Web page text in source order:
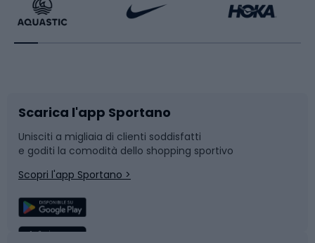
Bikepacking
Bushcraft
Corsa
Sport di squadra
Sport con le racchette
Slitte e slittini
Snowboard
Camminata nordica
Scarica l'app Sportano
Unisciti a migliaia di clienti soddisfatti
e goditi la comodità dello shopping sportivo
Scopri l'app Sportano >